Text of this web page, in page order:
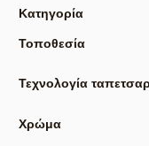
Κατηγορία
Τοποθεσία
Τεχνολογία
Χρώμα